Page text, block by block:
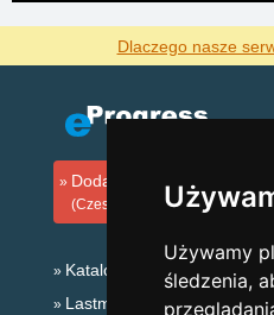
Używamy
śledzenia,
Dlaczego nasze
Dodaj zakwaterowanie
(Czeski)
Katalog zakwaterowania
Lastminute Góry Orlickie